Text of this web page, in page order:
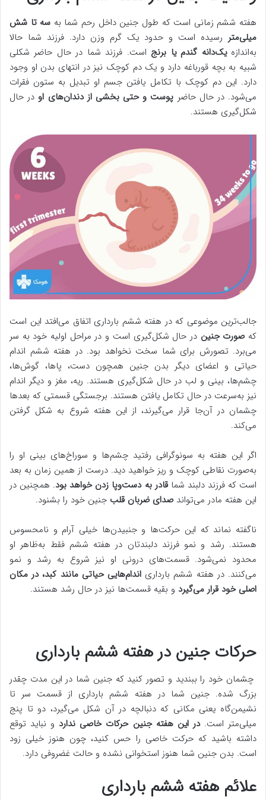
هفته ششم زمانی است که طول جنین داخل رحم شما به سه تا شش
میلی‌متر رسیده است و حدود یک گرم وزن دارد. فرزند شما حالا
به‌اندازهیک‌دانه گندم یا برنج است. فرزند شما در حال حاضر شکلی
شبیه به بچه قورباغه دارد و یک دم کوچک نیز در انتهای بدن او وجود
دارد. این دم کوچک با تکامل یافتن جسم او تبدیل به ستون فقرات
می‌شود. در حال حاضر پوست و حتی بخشی از دندان‌های او در حال
شکل‌گیری هستند.
جالب‌ترین موضوعی که در هفته ششم بارداری اتفاق می‌افتد این است
که صورت جنین در حال شکل‌گیری است و در مراحل اولیه خود به سر
می‌برد. تصورش برای شما سخت نخواهد بود. در هفته ششم اندام
حیاتی و اعضای دیگر بدن جنین همچون دست، پاها، گوش‌ها،
چشم‌ها، بینی و لب در حال شکل‌گیری هستند. ریه، مغز و دیگر اندام
نیز به‌سرعت در حال تکامل یافتن هستند. برجستگی قسمتی که بعدها
چشمان در آن‌جا قرار می‌گیرند، از این هفته شروع به شکل گرفتن
می‌کند.
اگر این هفته به سونوگرافی رفتید چشم‌ها و سوراخ‌های بینی او را
به‌صورت نقاطی کوچک و ریز خواهید دید. درست از همین زمان به بعد
است که فرزند دلبند شماقادر به دست‌وپا زدن خواهد بود. همچنین در
این هفته مادر می‌تواند صدای ضربان قلب جنین خود را بشنود.
ناگفته نماند که این حرکت‌ها و جنبیدن‌ها خیلی آرام و نامحسوس
هستند. رشد و نمو فرزند دلبندتان در هفته ششم فقط به‌ظاهر او
محدود نمی‌شود. قسمت‌های درونی او نیز شروع به رشد و نمو
می‌کنند. در هفته ششم بارداری اندام‌هایی حیاتی مانند کبد، در مکان
اصلی خود قرار می‌گیرد و بقیه قسمت‌ها نیز در حال رشد هستند.
حرکات جنین در هفته ششم بارداری
چشمان خود را ببندید و تصور کنید که جنین شما در این مدت چقدر
بزرگ شده. جنین شما در هفته ششم بارداری از قسمت سر تا
نشیمن‌گاه یعنی مکانی که دنبالچه در آن شکل می‌گیرد، دو تا پنج
میلی‌متر است.در این هفته جنین حرکات خاصی ندارد و نباید توقع
داشته ‌باشید که حرکت خاصی را حس کنید، چون هنوز خیلی زود
است. بدن جنین شما هنوز استخوانی نشده و حالت غضروفی دارد.
علائم هفته ششم بارداری